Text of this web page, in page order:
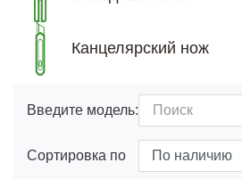
Канцелярский нож
Введите модель:
Сортировка по